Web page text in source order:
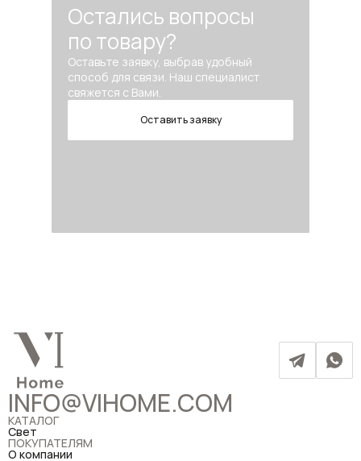
Остались вопросы
по товару?
Оставьте заявку, выбрав удобный
способ для связи. Наш специалист
свяжется с Вами.
Оставить заявку
INFO@VIHOME.COM
КАТАЛОГ
Свет
ПОКУПАТЕЛЯМ
О компании